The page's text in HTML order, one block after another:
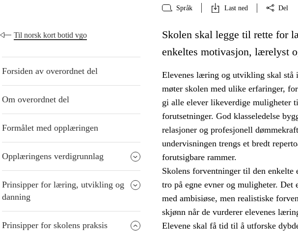
Språk Last ned Del
Til norsk kort botid vgo
Forsiden av overordnet del
Om overordnet del
Formålet med opplæringen
Opplæringens verdigrunnlag
Prinsipper for læring, utvikling og
danning
Prinsipper for skolens praksis
Skolen skal legge til rette for
enkeltes motivasjon, lærelyst
Elevenes læring og utvikling skal stå
møter skolen med ulike erfaringer,
gi alle elever likeverdige muligheter
forutsetninger. God klasseledelse
relasjoner og profesjonell
undervisningen trengs et bredt
forutsigbare rammer.
Skolens forventninger til den
tro på egne evner og muligheter.
med ambisiøse, men realistiske
skjønn når de vurderer elevenes
Elevene skal få tid til å utforske